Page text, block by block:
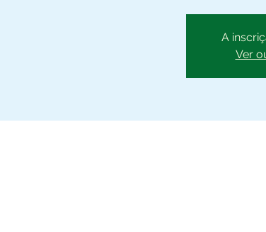
A
Ver